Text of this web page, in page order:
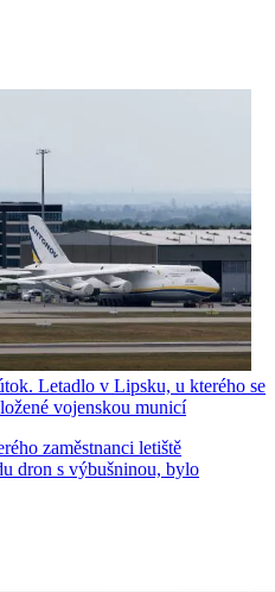
Letadlo v Lipsku, u kterého se
vojenskou municí
zaměstnanci letiště
dron s výbušninou, bylo